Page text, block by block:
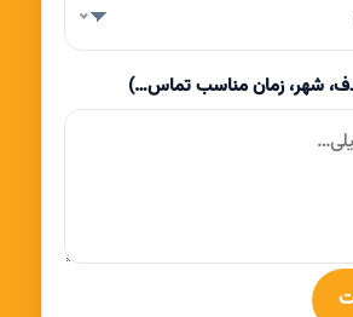
شهر، زمان مناسب تماس…)